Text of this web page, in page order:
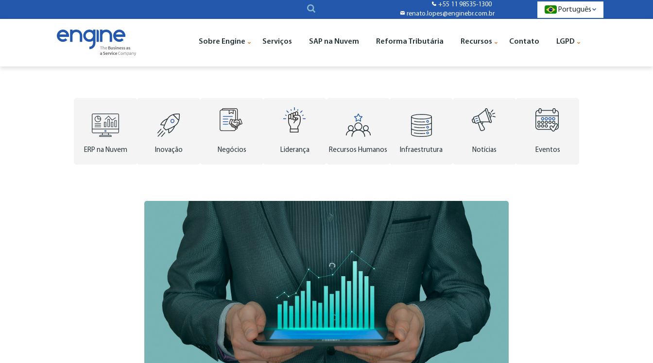
+55 11 98535-1300
renato.lopes@enginebr.com.br
Português
Sobre Engine Serviços SAP na Nuvem Reforma Tributária Recursos Contato LGPD
ERP na Nuvem Inovação Negócios Liderança Recursos Humanos Infraestrutura Notícias Eventos